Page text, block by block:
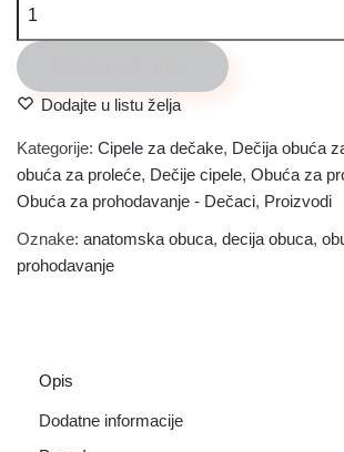
cactus
005U
količinaDodajte u listu želja
Kategorije: Cipele za dečake, Dečija obuća
obuća za proleće, Dečije cipele, Obuća za
Obuća za prohodavanje - Dečaci, Proizvodi
Oznake: anatomska obuca, decija obuca,
prohodavanje
Opis
Dodatne informacije